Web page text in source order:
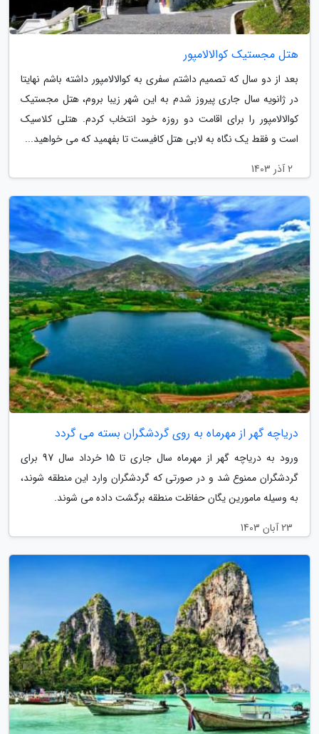
هتل مجستیک کوالالامپور
بعد از دو سال که تصمیم داشتم سفری به کوالالامپور داشته باشم نهایتا
در ژانویه سال جاری پیروز شدم به این شهر زیبا بروم، هتل مجستیک
کوالالامپور را برای اقامت دو روزه خود انتخاب کردم. هتلی کلاسیک
است و فقط یک نگاه به لابی هتل کافیست تا بفهمید که می خواهید...
2 آذر 1403
دریاچه گهر از مهرماه به روی گردشگران بسته می گردد
ورود به دریاچه گهر از مهرماه سال جاری تا 15 خرداد سال 97 برای
گردشگران ممنوع شد و در صورتی که گردشگران وارد این منطقه شوند،
به وسیله مامورین یگان حفاظت منطقه برگشت داده می شوند.
23 آبان 1403